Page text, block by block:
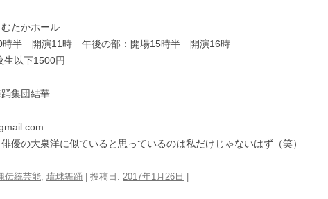
たかホール
時半 開演11時 午後の部：開場15時半 開演16時
以下1500円
集団結華
優の大泉洋に似ていると思っているのは私だけじゃないはず（笑）
伝統芸能, 琉球舞踊 | 投稿日: 2017年1月26日